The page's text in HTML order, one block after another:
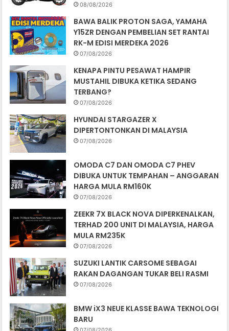
08/08/2026
BAWA BALIK PROTON SAGA, YAMAHA
Y15ZR DENGAN PEMBELIAN SET RANTAI
RK-M EDISI MERDEKA 2026
07/08/2026
KENAPA PINTU PESAWAT HAMPIR
MUSTAHIL DIBUKA KETIKA SEDANG
TERBANG?
07/08/2026
HYUNDAI STARGAZER X
DIPERTONTONKAN DI MALAYSIA
07/08/2026
OMODA C7 DAN OMODA C7 PHEV
DIBUKA UNTUK TEMPAHAN – ANGGARAN
HARGA MULA RM160K
07/08/2026
ZEEKR 7X BLACK NOVA DIPERKENALKAN,
TERHAD 200 UNIT DI MALAYSIA, HARGA
MULA RM235K
07/08/2026
SUZUKI LANTIK CARSOME SEBAGAI
RAKAN DAGANGAN TUKAR BELI RASMI
07/08/2026
BMW iX3 NEUE KLASSE BAWA TEKNOLOGI
BARU